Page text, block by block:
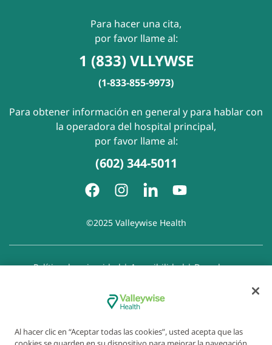
Para hacer una cita,
por favor llame al:
1 (833) VLLYWSE
(1-833-855-9973)
Para obtener información en general y para hablar con
la operadora del hospital principal,
por favor llame al:
(602) 344-5011
©2025 Valleywise Health
Política de privacidad|Accesibilidad|Derechos y
Aviso de Prohibición de la Discriminación
Exención de responsabilidad con respecto a sitios web
Al hacer clic en “Aceptar todas las cookies”, usted acepta que las